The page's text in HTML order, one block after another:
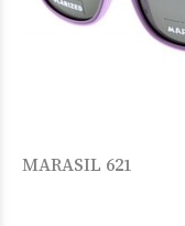
MARASIL 621